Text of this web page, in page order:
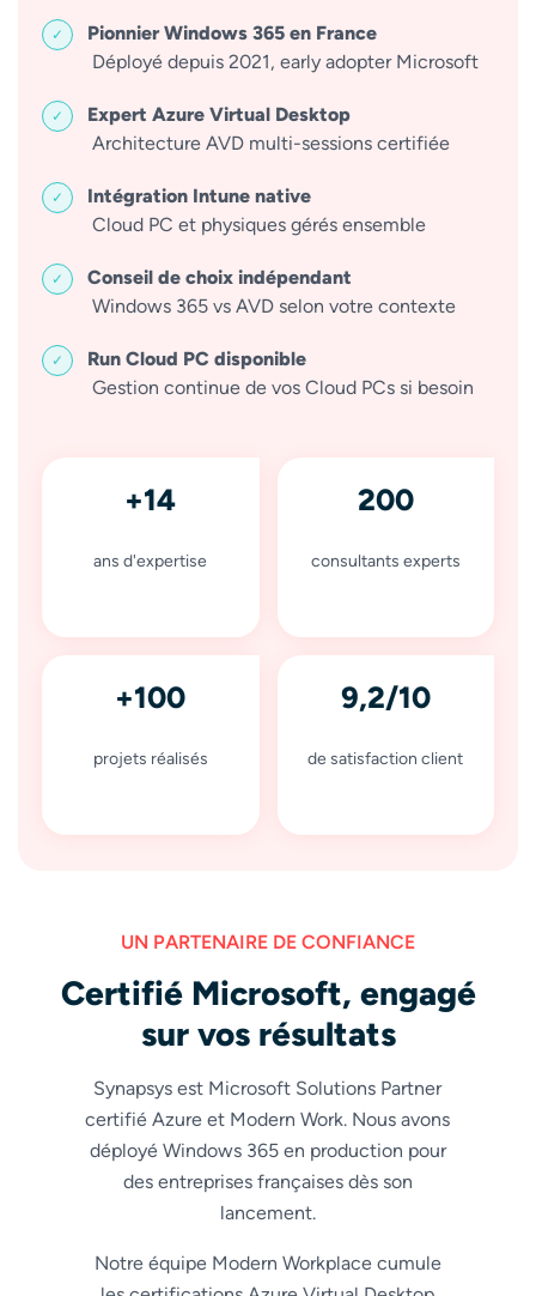
Pionnier Windows 365 en France
Déployé depuis 2021, early adopter Microsoft
Expert Azure Virtual Desktop
Architecture AVD multi-sessions certifiée
Intégration Intune native
Cloud PC et physiques gérés ensemble
Conseil de choix indépendant
Windows 365 vs AVD selon votre contexte
Run Cloud PC disponible
Gestion continue de vos Cloud PCs si besoin
+14
ans d'expertise
200
consultants experts
+100
projets réalisés
9,2/10
de satisfaction client
UN PARTENAIRE DE CONFIANCE
Certifié Microsoft, engagé
sur vos résultats
Synapsys est Microsoft Solutions Partner
certifié Azure et Modern Work. Nous avons
déployé Windows 365 en production pour
des entreprises françaises dès son
lancement.
Notre équipe Modern Workplace cumule